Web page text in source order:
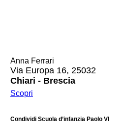
Anna Ferrari
Via Europa 16, 25032
Chiari - Brescia
Scopri
Condividi Scuola d’infanzia Paolo VI